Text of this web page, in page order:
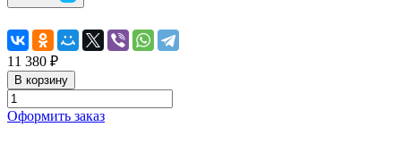
11 380 ₽
В корзину
Оформить заказ